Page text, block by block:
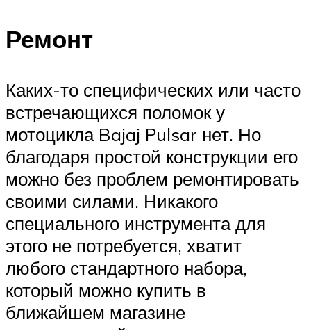
Ремонт
Каких-то специфических или часто
встречающихся поломок у
мотоцикла Bajaj Pulsar нет. Но
благодаря простой конструкции его
можно без проблем ремонтировать
своими силами. Никакого
специального инструмента для
этого не потребуется, хватит
любого стандартного набора,
который можно купить в
ближайшем магазине